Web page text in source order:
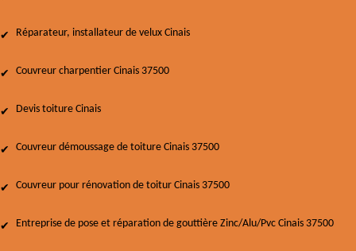
Réparateur, installateur de velux Cinais
Couvreur charpentier Cinais 37500
Devis toiture Cinais
Couvreur démoussage de toiture Cinais 37500
Couvreur pour rénovation de toitur Cinais 37500
Entreprise de pose et réparation de gouttière Zinc/Alu/Pvc Cinais 37500